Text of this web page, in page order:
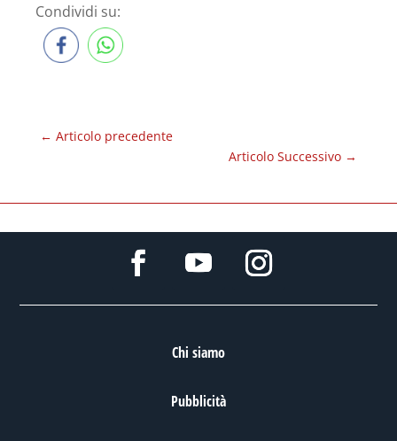
Condividi su:
← Articolo precedente
Articolo Successivo →
Chi siamo
Pubblicità